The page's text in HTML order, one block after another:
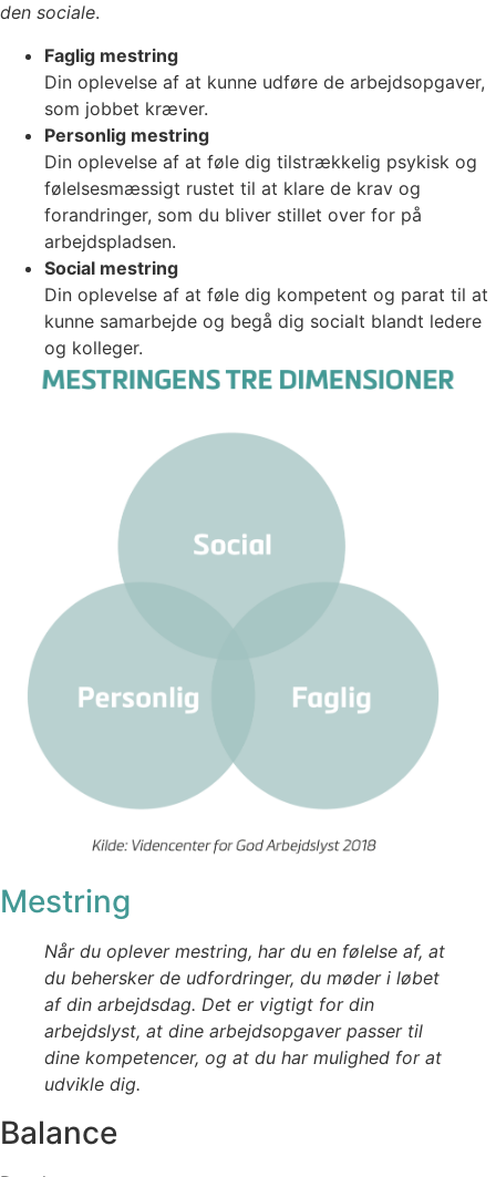
den sociale.
Faglig mestring
Din oplevelse af at kunne udføre de arbejdsopgaver,
som jobbet kræver.
Personlig mestring
Din oplevelse af at føle dig tilstrækkelig psykisk og
følelsesmæssigt rustet til at klare de krav og
forandringer, som du bliver stillet over for på
arbejdspladsen.
Social mestring
Din oplevelse af at føle dig kompetent og parat til at
kunne samarbejde og begå dig socialt blandt ledere
og kolleger.
Mestring
Når du oplever mestring, har du en følelse af, at
du behersker de udfordringer, du møder i løbet
af din arbejdsdag. Det er vigtigt for din
arbejdslyst, at dine arbejdsopgaver passer til
dine kompetencer, og at du har mulighed for at
udvikle dig.
Balance